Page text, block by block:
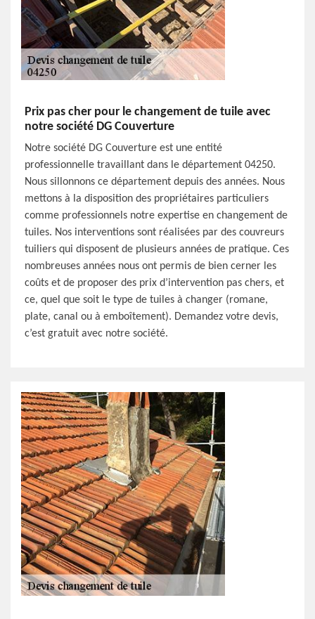
Prix pas cher pour le changement de tuile avec
notre société DG Couverture
Notre société DG Couverture est une entité
professionnelle travaillant dans le département 04250.
Nous sillonnons ce département depuis des années. Nous
mettons à la disposition des propriétaires particuliers
comme professionnels notre expertise en changement de
tuiles. Nos interventions sont réalisées par des couvreurs
tuiliers qui disposent de plusieurs années de pratique. Ces
nombreuses années nous ont permis de bien cerner les
coûts et de proposer des prix d’intervention pas chers, et
ce, quel que soit le type de tuiles à changer (romane,
plate, canal ou à emboîtement). Demandez votre devis,
c’est gratuit avec notre société.